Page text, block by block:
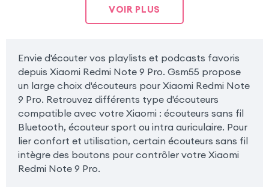
VOIR PLUS
Envie d'écouter vos playlists et podcasts favoris
depuis Xiaomi Redmi Note 9 Pro. Gsm55 propose
un large choix d'écouteurs pour Xiaomi Redmi Note
9 Pro. Retrouvez différents type d'écouteurs
compatible avec votre Xiaomi : écouteurs sans fil
Bluetooth, écouteur sport ou intra auriculaire. Pour
lier confort et utilisation, certain écouteurs sans fil
intègre des boutons pour contrôler votre Xiaomi
Redmi Note 9 Pro.